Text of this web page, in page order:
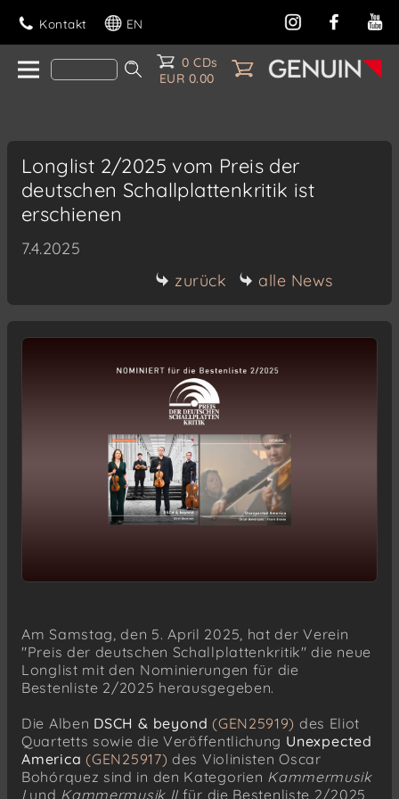
Kontakt EN
0 CDs
EUR 0.00
Longlist 2/2025 vom Preis der
deutschen Schallplattenkritik ist
erschienen
7.4.2025
zurück
alle News
Am Samstag, den 5. April 2025, hat der Verein
"Preis der deutschen Schallplattenkritik" die neue
Longlist mit den Nominierungen für die
Bestenliste 2/2025 herausgegeben.
Die Alben DSCH & beyond (GEN25919) des Eliot
Quartetts sowie die Veröffentlichung Unexpected
America (GEN25917) des Violinisten Oscar
Bohórquez sind in den Kategorien Kammermusik
Iund Kammermusik II für die Bestenliste 2/2025